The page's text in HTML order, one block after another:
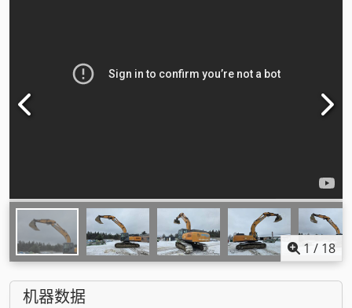
1 / 18
机器数据